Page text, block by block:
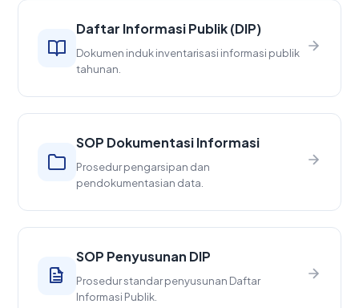
Daftar Informasi Publik (DIP)
Dokumen induk inventarisasi informasi publik
tahunan.
SOP Dokumentasi Informasi
Prosedur pengarsipan dan
pendokumentasian data.
SOP Penyusunan DIP
Prosedur standar penyusunan Daftar
Informasi Publik.